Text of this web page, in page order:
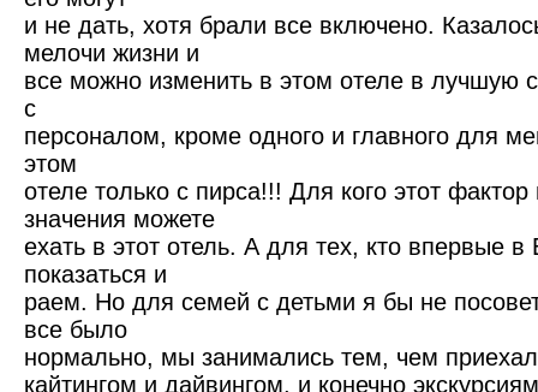
и не дать, хотя брали все включено.
мелочи жизни и
все можно изменить в этом отеле в лучшую
с
персоналом, кроме одного и главного для
этом
отеле только с пирса!!! Для кого этот фактор
значения можете
ехать в этот отель. А для тех, кто впервые в
показаться и
раем. Но для семей с детьми я бы не
все было
нормально, мы занимались тем, чем
кайтингом и дайвингом, и конечно